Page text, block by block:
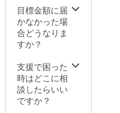
温多湿
をお避
けくだ
物表
示：な
し ・ア
レル
欄にご
希望の
お名前
をご記
さい。
(必須)
目標金額に届
かなかった場
合どうなりま
すか？
支援で困った
時はどこに相
談したらいい
ですか？